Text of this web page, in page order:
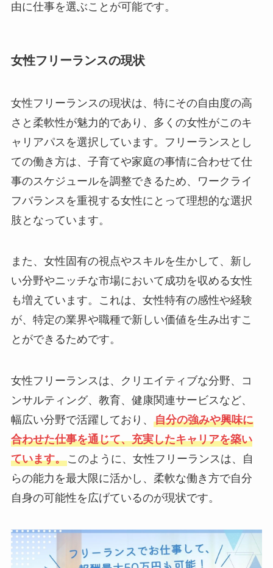
由に仕事を選ぶことが可能です。
女性フリーランスの現状
女性フリーランスの現状は、特にその自由度の高
さと柔軟性が魅力的であり、多くの女性がこのキ
ャリアパスを選択しています。フリーランスとし
ての働き方は、子育てや家庭の事情に合わせて仕
事のスケジュールを調整できるため、ワークライ
フバランスを重視する女性にとって理想的な選択
肢となっています。
また、女性固有の視点やスキルを生かして、新し
い分野やニッチな市場において成功を収める女性
も増えています。これは、女性特有の感性や経験
が、特定の業界や職種で新しい価値を生み出すこ
とができるためです。
女性フリーランスは、クリエイティブな分野、コ
ンサルティング、教育、健康関連サービスなど、
幅広い分野で活躍しており、 自分の強みや興味に
合わせた仕事を通じて、充実したキャリアを築い
ています。このように、女性フリーランスは、自
らの能力を最大限に活かし、柔軟な働き方で自分
自身の可能性を広げているのが現状です。